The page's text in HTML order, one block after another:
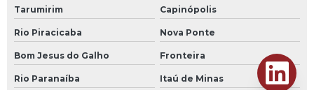
Tarumirim Capinópolis
Rio Piracicaba Nova Ponte
Bom Jesus do Galho Fronteira
Rio Paranaíba Itaú de Minas